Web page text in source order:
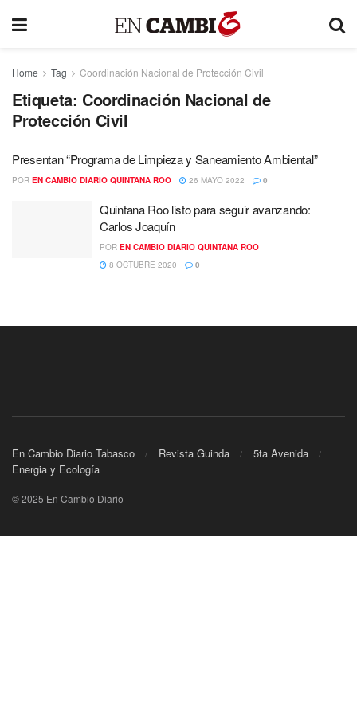
Home Tag Coordinación Nacional de Protección Civil
Etiqueta: Coordinación Nacional de
Protección Civil
Presentan “Programa de Limpieza y Saneamiento Ambiental”
POR EN CAMBIO DIARIO QUINTANA ROO 26 MAYO 2022 0
Quintana Roo listo para seguir avanzando:
Carlos Joaquín
POR EN CAMBIO DIARIO QUINTANA ROO
8 OCTUBRE 2020
0
En Cambio Diario Tabasco Revista Guinda
5ta Avenida
Energia y Ecología
© 2025 En Cambio Diario